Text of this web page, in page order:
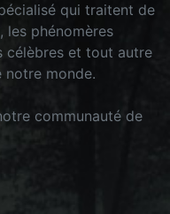
qui traitent de
les phénomères
célèbres et tout autre
notre monde.
communauté de